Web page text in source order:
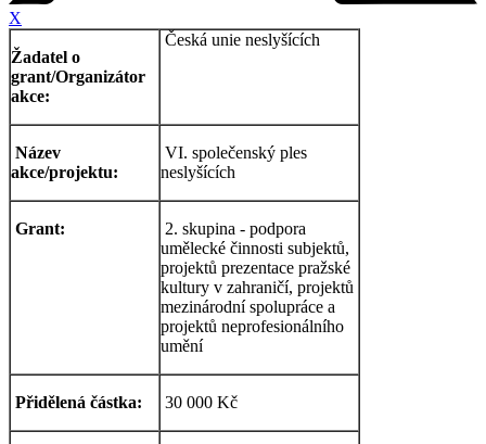
X
Žadatel o
grant/Organizátor
akce:
Česká unie neslyšících
Název
akce/projektu:
VI. společenský ples
neslyšících
Grant:
2. skupina - podpora
umělecké činnosti subjektů,
projektů prezentace pražské
kultury v zahraničí, projektů
mezinárodní spolupráce a
projektů neprofesionálního
umění
Přidělená částka: 30 000 Kč